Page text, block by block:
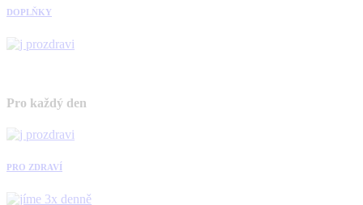
DOPLŇKY
Pro každý den
PRO ZDRAVÍ